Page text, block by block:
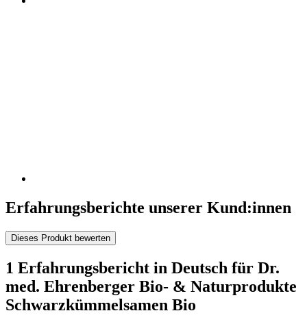
Erfahrungsberichte unserer Kund:innen
Dieses Produkt bewerten
1 Erfahrungsbericht in Deutsch für Dr.
med. Ehrenberger Bio- & Naturprodukte
Schwarzkümmelsamen Bio